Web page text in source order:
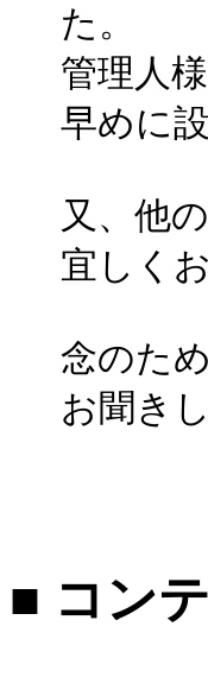
た。
管理人
早めに
又、他
宜しく
念のた
お聞き
■ コン